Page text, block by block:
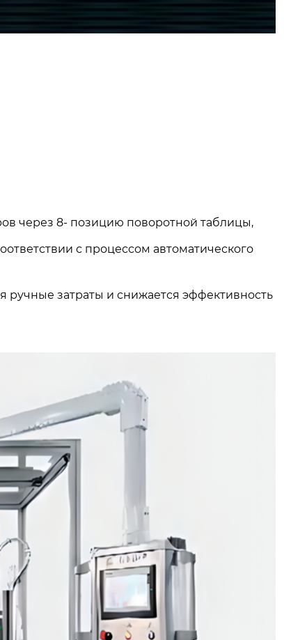
через 8- позицию поворотной таблицы,
с процессом автоматического
затраты и снижается эффективность